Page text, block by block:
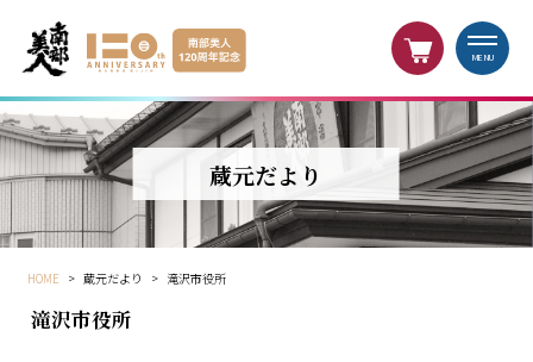
MENU
蔵元だより
HOME > 蔵元だより > 滝沢市役所
滝沢市役所